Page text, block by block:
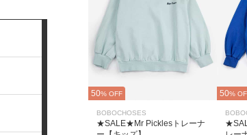
50% OFF
BOBOCHOSES
★SALE★Mr Picklesトレーナ
50%